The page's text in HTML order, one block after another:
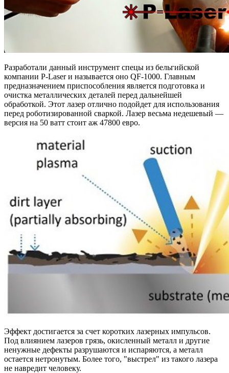
Разработали данный инструмент спецы из бельгийской
компании P-Laser и называется оно QF-1000. Главным
предназначением приспособления является подготовка и
очистка металлических деталей перед дальнейшей
обработкой. Этот лазер отлично подойдет для использования
перед роботизированной сваркой. Лазер весьма недешевый —
версия на 50 ватт стоит аж 47800 евро.
Эффект достигается за счет коротких лазерных импульсов.
Под влиянием лазеров грязь, окисленный металл и другие
ненужные дефекты разрушаются и испаряются, а металл
остается нетронутым. Более того, "выстрел" из такого лазера
не навредит человеку.